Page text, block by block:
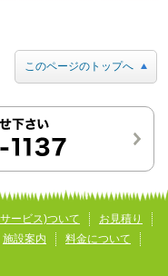
このページのトップへ
ービス)ついて
お見積り
施設案内
料金について